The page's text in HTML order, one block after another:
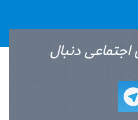
اجتماعی دنبال